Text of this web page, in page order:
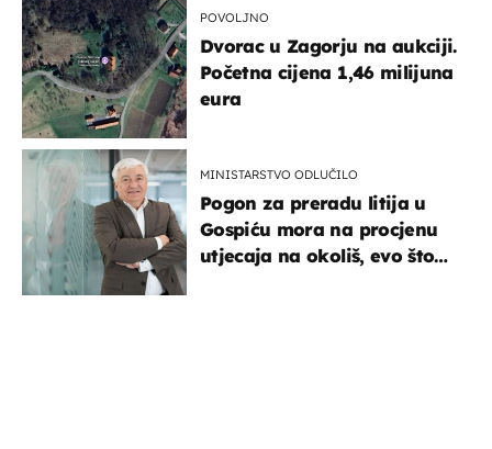
POVOLJNO
Dvorac u Zagorju na aukciji.
Početna cijena 1,46 milijuna
eura
MINISTARSTVO ODLUČILO
Pogon za preradu litija u
Gospiću mora na procjenu
utjecaja na okoliš, evo što